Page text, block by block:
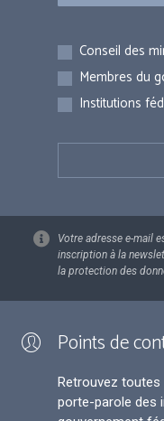
Inscriptions
Conseil des
Membres du
Institutions
Votre adresse e-mail
inscription à la
la protection des
Points de
Retrouvez
porte-parole des